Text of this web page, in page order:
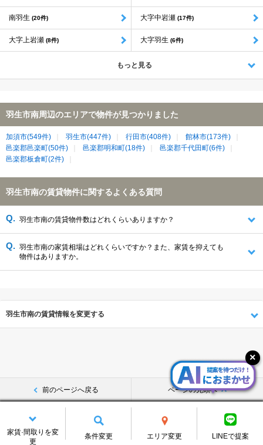
家賃·間取りを変
更
条件変更 エリア変更 LINEで提案
南羽生 (20件) 大字中岩瀬 (17件)
大字上岩瀬 (8件) 大字羽生 (6件)
もっと見る
羽生市南周辺のエリアで物件が見つかりました
加須市(549件) 羽生市(447件) 行田市(408件)
館林市(173件)
邑楽郡邑楽町(50件)
邑楽郡明和町(18件)
邑楽郡千代田町(6件)
邑楽郡板倉町(2件)
羽生市南の賃貸物件に関するよくある質問
羽生市南の賃貸物件数はどれくらいありますか？
羽生市南の家賃相場はどれくらいですか？また、家賃を抑えても
物件はありますか。
羽生市南の賃貸情報を変更する
前のページへ戻る ページの先頭へ
CHINTAIトップ 羽生市 南の賃貸物件･マンション･アパート一覧